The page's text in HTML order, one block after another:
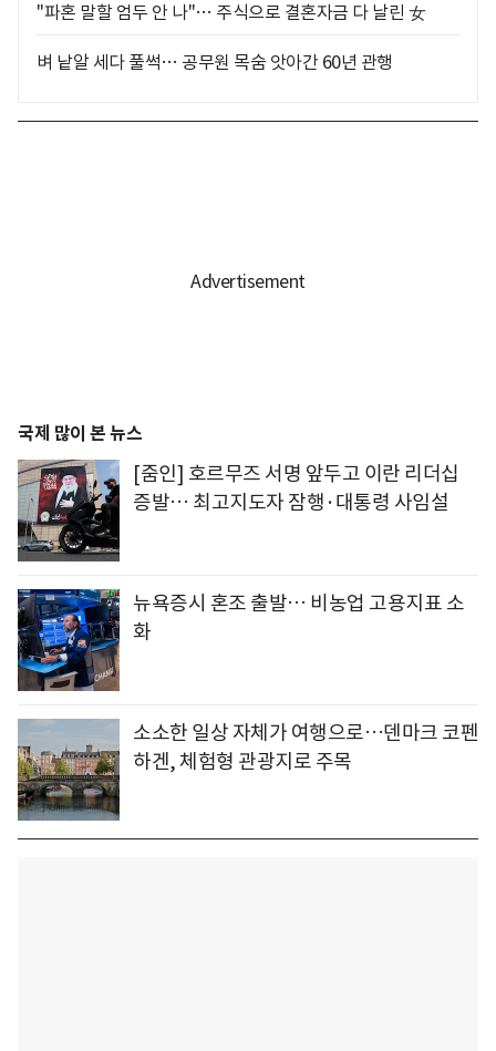
"파혼 말할 엄두 안 나"… 주식으로 결혼자금 다 날린 女
벼 낱알 세다 풀썩… 공무원 목숨 앗아간 60년 관행
국제 많이 본 뉴스
[줌인] 호르무즈 서명 앞두고 이란 리더십
증발… 최고지도자 잠행·대통령 사임설
뉴욕증시 혼조 출발… 비농업 고용지표 소
화
소소한 일상 자체가 여행으로…덴마크 코펜
하겐, 체험형 관광지로 주목